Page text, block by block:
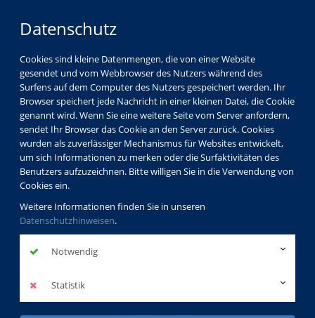
Datenschutz
Cookies sind kleine Datenmengen, die von einer Website
gesendet und vom Webbrowser des Nutzers während des
Surfens auf dem Computer des Nutzers gespeichert werden. Ihr
Browser speichert jede Nachricht in einer kleinen Datei, die Cookie
genannt wird. Wenn Sie eine weitere Seite vom Server anfordern,
sendet Ihr Browser das Cookie an den Server zurück. Cookies
wurden als zuverlässiger Mechanismus für Websites entwickelt,
um sich Informationen zu merken oder die Surfaktivitäten des
Benutzers aufzuzeichnen. Bitte willigen Sie in die Verwendung von
Cookies ein.
Weitere Informationen finden Sie in unseren
Datenschutzhinweisen.
Notwendig
Statistik
LOGIN MENÜ